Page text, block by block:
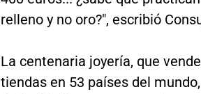
relleno y no oro?", escribió
La centenaria joyería, que
tiendas en 53 países del